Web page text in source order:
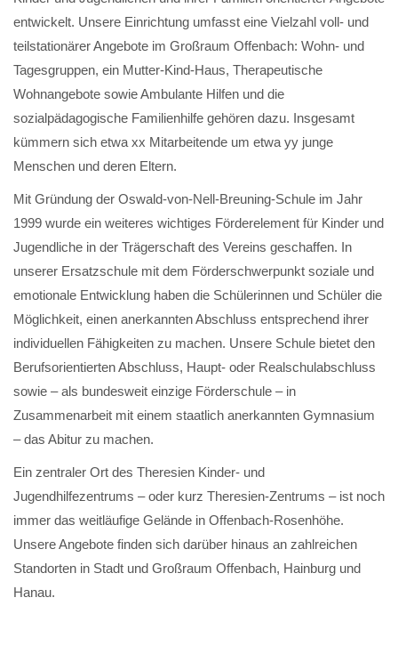
entwickelt. Unsere Einrichtung umfasst eine Vielzahl voll- und
teilstationärer Angebote im Großraum Offenbach: Wohn- und
Tagesgruppen, ein Mutter-Kind-Haus, Therapeutische
Wohnangebote sowie Ambulante Hilfen und die
sozialpädagogische Familienhilfe gehören dazu. Insgesamt
kümmern sich etwa xx Mitarbeitende um etwa yy junge
Menschen und deren Eltern.
Mit Gründung der Oswald-von-Nell-Breuning-Schule im Jahr
1999 wurde ein weiteres wichtiges Förderelement für Kinder und
Jugendliche in der Trägerschaft des Vereins geschaffen. In
unserer Ersatzschule mit dem Förderschwerpunkt soziale und
emotionale Entwicklung haben die Schülerinnen und Schüler die
Möglichkeit, einen anerkannten Abschluss entsprechend ihrer
individuellen Fähigkeiten zu machen. Unsere Schule bietet den
Berufsorientierten Abschluss, Haupt- oder Realschulabschluss
sowie – als bundesweit einzige Förderschule – in
Zusammenarbeit mit einem staatlich anerkannten Gymnasium
– das Abitur zu machen.
Ein zentraler Ort des Theresien Kinder- und
Jugendhilfezentrums – oder kurz Theresien-Zentrums – ist noch
immer das weitläufige Gelände in Offenbach-Rosenhöhe.
Unsere Angebote finden sich darüber hinaus an zahlreichen
Standorten in Stadt und Großraum Offenbach, Hainburg und
Hanau.